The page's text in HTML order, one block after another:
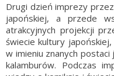
Drugi dzień imprezy
japońskiej, a przede
atrakcyjnych projekcji
świecie kultury
w imieniu znanych postaci
kalamburów. Podczas